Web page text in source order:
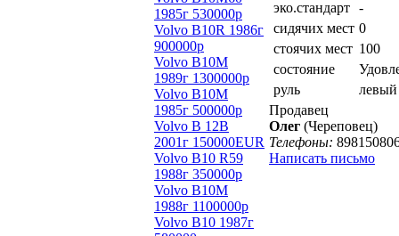
1985г 530000р
Volvo B10R 1986г
900000р
Volvo В10М
1989г 1300000р
Volvo B10M
1985г 500000р
Volvo B 12B
2001г 150000EUR
Volvo B10 R59
1988г 350000р
Volvo B10M
1988г 1100000р
Volvo B10 1987г
эко.стандарт -
сидячих мест 0
стоячих мест 100
состояние
руль
левый
Продавец
Олег (Череповец)
Телефоны:
Написать письмо